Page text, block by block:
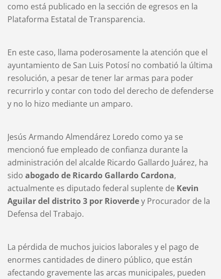
como está publicado en la sección de egresos en la
Plataforma Estatal de Transparencia.
En este caso, llama poderosamente la atención que el
ayuntamiento de San Luis Potosí no combatió la última
resolución, a pesar de tener lar armas para poder
recurrirlo y contar con todo del derecho de defenderse
y no lo hizo mediante un amparo.
Jesús Armando Almendárez Loredo como ya se
mencionó fue empleado de confianza durante la
administración del alcalde Ricardo Gallardo Juárez, ha
sido abogado de Ricardo Gallardo Cardona,
actualmente es diputado federal suplente de Kevin
Aguilar del distrito 3 por Rioverdey Procurador de la
Defensa del Trabajo.
La pérdida de muchos juicios laborales y el pago de
enormes cantidades de dinero público, que están
afectando gravemente las arcas municipales, pueden